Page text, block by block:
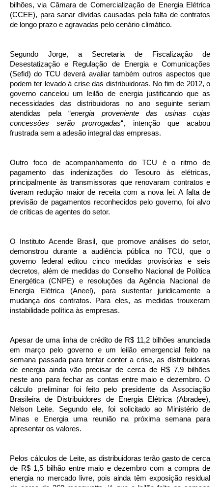
bilhões, via Câmara de Comercialização de Energia Elétrica
(CCEE), para sanar dívidas causadas pela falta de contratos
de longo prazo e agravadas pelo cenário climático.
Segundo Jorge, a Secretaria de Fiscalização de
Desestatização e Regulação de Energia e Comunicações
(Sefid) do TCU deverá avaliar também outros aspectos que
podem ter levado à crise das distribuidoras. No fim de 2012, o
governo cancelou um leilão de energia justificando que as
necessidades das distribuidoras no ano seguinte seriam
atendidas pela “energia proveniente das usinas cujas
concessões serão prorrogadas“, intenção que acabou
frustrada sem a adesão integral das empresas.
Outro foco de acompanhamento do TCU é o ritmo de
pagamento das indenizações do Tesouro às elétricas,
principalmente às transmissoras que renovaram contratos e
tiveram redução maior de receita com a nova lei. A falta de
previsão de pagamentos reconhecidos pelo governo, foi alvo
de críticas de agentes do setor.
O Instituto Acende Brasil, que promove análises do setor,
demonstrou durante a audiência pública no TCU, que o
governo federal editou cinco medidas provisórias e seis
decretos, além de medidas do Conselho Nacional de Política
Energética (CNPE) e resoluções da Agência Nacional de
Energia Elétrica (Aneel), para sustentar juridicamente a
mudança dos contratos. Para eles, as medidas trouxeram
instabilidade política às empresas.
Apesar de uma linha de crédito de R$ 11,2 bilhões anunciada
em março pelo governo e um leilão emergencial feito na
semana passada para tentar conter a crise, as distribuidoras
de energia ainda vão precisar de cerca de R$ 7,9 bilhões
neste ano para fechar as contas entre maio e dezembro. O
cálculo preliminar foi feito pelo presidente da Associação
Brasileira de Distribuidores de Energia Elétrica (Abradee),
Nelson Leite. Segundo ele, foi solicitado ao Ministério de
Minas e Energia uma reunião na próxima semana para
apresentar os valores.
Pelos cálculos de Leite, as distribuidoras terão gasto de cerca
de R$ 1,5 bilhão entre maio e dezembro com a compra de
energia no mercado livre, pois ainda têm exposição residual